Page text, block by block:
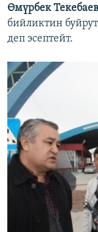
Өмүрбек Текебаев
бийликтин
деп эсептейт.